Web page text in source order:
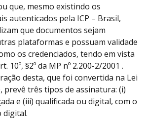
que, mesmo existindo os
autenticados pela ICP – Brasil,
que documentos sejam
plataformas e possuam validade
os credenciados, tendo em vista
10º, §2º da MP nº 2.200-2/2001 .
desta, que foi convertida na Lei
prevê três tipos de assinatura: (i)
e (iii) qualificada ou digital, com o
digital.